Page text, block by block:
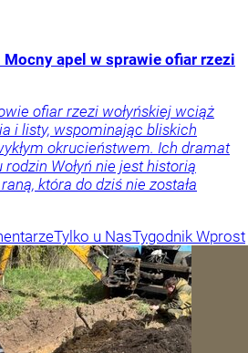
Mocny apel w sprawie ofiar rzezi
ofiar rzezi wołyńskiej wciąż
i listy, wspominając bliskich
okrucieństwem. Ich dramat
Wołyń nie jest historią
która do dziś nie została
Tylko u NasTygodnik Wprost